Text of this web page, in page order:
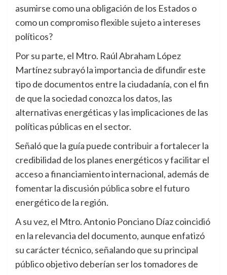
asumirse como una obligación de los Estados o
como un compromiso flexible sujeto a intereses
políticos?
Por su parte, el Mtro. Raúl Abraham López
Martínez subrayó la importancia de difundir este
tipo de documentos entre la ciudadanía, con el fin
de que la sociedad conozca los datos, las
alternativas energéticas y las implicaciones de las
políticas públicas en el sector.
Señaló que la guía puede contribuir a fortalecer la
credibilidad de los planes energéticos y facilitar el
acceso a financiamiento internacional, además de
fomentar la discusión pública sobre el futuro
energético de la región.
A su vez, el Mtro. Antonio Ponciano Díaz coincidió
en la relevancia del documento, aunque enfatizó
su carácter técnico, señalando que su principal
público objetivo deberían ser los tomadores de